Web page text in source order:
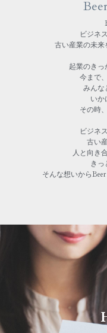
ビジネ
古い産業の未来
起業のきっ
今まで
みんな
いか
その時
ビジネ
古い
人と向き
きっ
そんな想いから